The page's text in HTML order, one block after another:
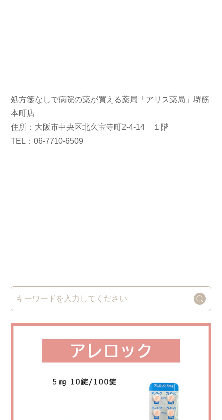
処方箋なしで病院の薬が買える薬局「アリス薬局」堺筋
本町店
住所：大阪市中央区北久宝寺町2-4-14 １階
TEL：06-7710-6509